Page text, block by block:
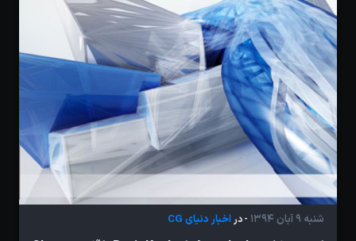
شنبه 9 آبان 1394 - دراخبار دنیای CG